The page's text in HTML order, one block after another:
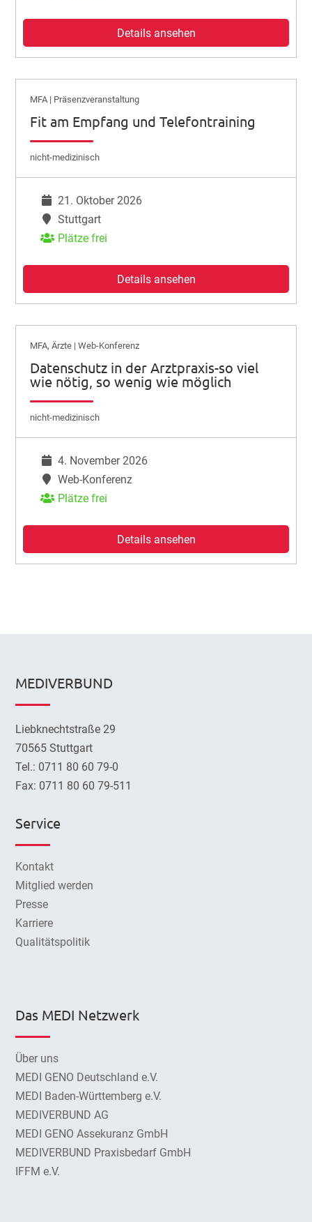
Details ansehen
MFA | Präsenzveranstaltung
Fit am Empfang und Telefontraining
nicht-medizinisch
21. Oktober 2026
Stuttgart
Plätze frei
Details ansehen
MFA, Ärzte | Web-Konferenz
Datenschutz in der Arztpraxis-so viel
wie nötig, so wenig wie möglich
nicht-medizinisch
4. November 2026
Web-Konferenz
Plätze frei
Details ansehen
MEDIVERBUND
Liebknechtstraße 29
70565 Stuttgart
Tel.: 0711 80 60 79-0
Fax: 0711 80 60 79-511
Service
Kontakt
Mitglied werden
Presse
Karriere
Qualitätspolitik
Das MEDI Netzwerk
Über uns
MEDI GENO Deutschland e.V.
MEDI Baden-Württemberg e.V.
MEDIVERBUND AG
MEDI GENO Assekuranz GmbH
MEDIVERBUND Praxisbedarf GmbH
IFFM e.V.